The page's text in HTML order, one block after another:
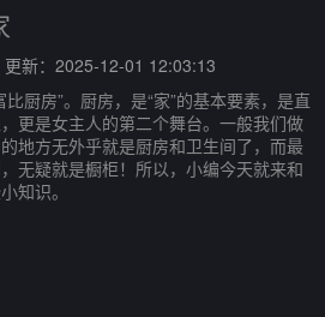
更新：2025-12-01 12:03:13
厨房”。厨房，是“家”的基本要素，是直
更是女主人的第二个舞台。一般我们做
地方无外乎就是厨房和卫生间了，而最
无疑就是橱柜！所以，小编今天就来和
知识。